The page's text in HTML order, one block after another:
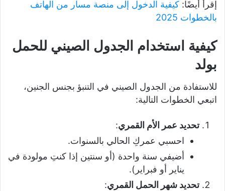
إقرأ أيضًا: كيفية الدخول إلى منصة مسار من الهاتف
بالخطوات 2025
كيفية استخدام الجدول الصيني للحمل
بولد
للاستفادة من الجدول الصيني في التنبؤ بجنس الجنين،
اتبعي الخطوات التالية:
تحديد عمر الأم القمري:
احسبي عمركِ الحالي بالسنوات.
أضيفي سنة واحدة (أو سنتين إذا كنتِ مولودة في
يناير أو فبراير).
تحديد شهر الحمل القمري: